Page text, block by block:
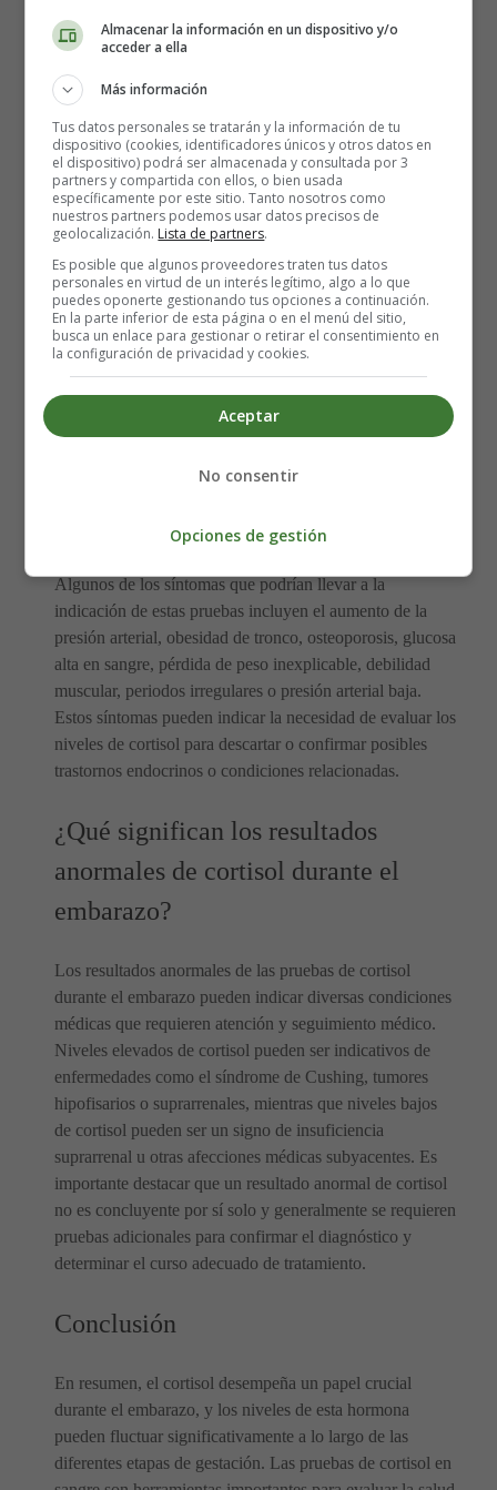
gestacional. Aquí te presentamos los rangos de valores
normales para el cortisol en sangre durante cada
trimestre:
Primer trimestre del embarazo:Los niveles
normales de cortisol oscilan entre 7 a 19 µg/dL o 193
a 524 µmol/L.
Segundo trimestre del embarazo:Durante este
período, los valores normales de cortisol se sitúan
entre 10 a 42 µg/dL o 276 a 1159 µmol/L.
Tercer trimestre del embarazo:En esta etapa final
del embarazo, los niveles de cortisol normalmente
fluctúan entre 12 a 50 µg/dL o 331 a 1380 µmol/L.
¿Cuándo se solicitan pruebas de
cortisol durante el embarazo?
cortisol durante el embarazo si se presentan ciertos
Algunos de los síntomas que podrían llevar a la
indicación de estas pruebas incluyen el aumento de la
presión arterial, obesidad de tronco, osteoporosis, glucosa
alta en sangre, pérdida de peso inexplicable, debilidad
muscular, periodos irregulares o presión arterial baja.
Estos síntomas pueden indicar la necesidad de evaluar los
niveles de cortisol para descartar o confirmar posibles
trastornos endocrinos o condiciones relacionadas.
¿Qué significan los resultados
anormales de cortisol durante el
embarazo?
Los resultados anormales de las pruebas de cortisol
durante el embarazo pueden indicar diversas condiciones
médicas que requieren atención y seguimiento médico.
Niveles elevados de cortisol pueden ser indicativos de
enfermedades como el síndrome de Cushing, tumores
hipofisarios o suprarrenales, mientras que niveles bajos
de cortisol pueden ser un signo de insuficiencia
suprarrenal u otras afecciones médicas subyacentes. Es
importante destacar que un resultado anormal de cortisol
no es concluyente por sí solo y generalmente se requieren
pruebas adicionales para confirmar el diagnóstico y
determinar el curso adecuado de tratamiento.
Conclusión
En resumen, el cortisol desempeña un papel crucial
durante el embarazo, y los niveles de esta hormona
pueden fluctuar significativamente a lo largo de las
diferentes etapas de gestación. Las pruebas de cortisol en
Almacenar la información en un dispositivo y/o
acceder a ella
Más información
Tus datos personales se tratarán y la información de tu
dispositivo (cookies, identificadores únicos y otros datos en
el dispositivo) podrá ser almacenada y consultada por 3
partners y compartida con ellos, o bien usada
específicamente por este sitio. Tanto nosotros como
nuestros partners podemos usar datos precisos de
geolocalización. Lista de partners.
Es posible que algunos proveedores traten tus datos
personales en virtud de un interés legítimo, algo a lo que
puedes oponerte gestionando tus opciones a continuación.
En la parte inferior de esta página o en el menú del sitio,
busca un enlace para gestionar o retirar el consentimiento en
la configuración de privacidad y cookies.
Aceptar
No consentir
Opciones de gestión